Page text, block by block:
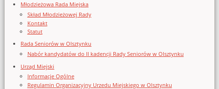
Młodzieżowa Rada Miejska
Skład Młodzieżowej Rady
Kontakt
Statut
Rada Seniorów w Olsztynku
Nabór kandydatów do II kadencji Rady Seniorów w Olsztynku
Urząd Miejski
Informacje Ogólne
Regulamin Organizacyjny Urzedu Miejskiego w Olsztynku